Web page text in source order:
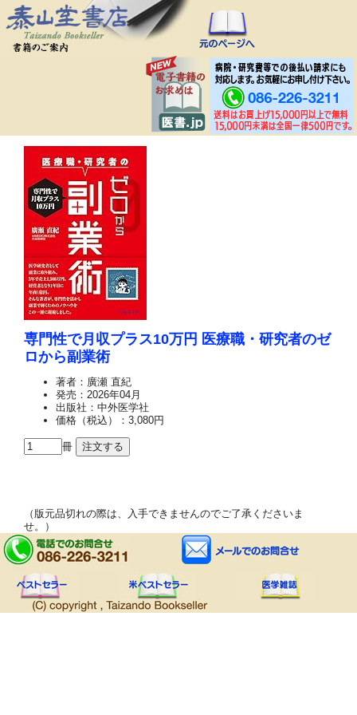
専門性で月収プラス10万円 医療職・研究者のゼ
ロから副業術
著者：廣瀬 直紀
発売：2026年04月
出版社：中外医学社
価格（税込）：3,080円
冊
（版元品切れの際は、入手できませんのでご了承くださいま
せ。）